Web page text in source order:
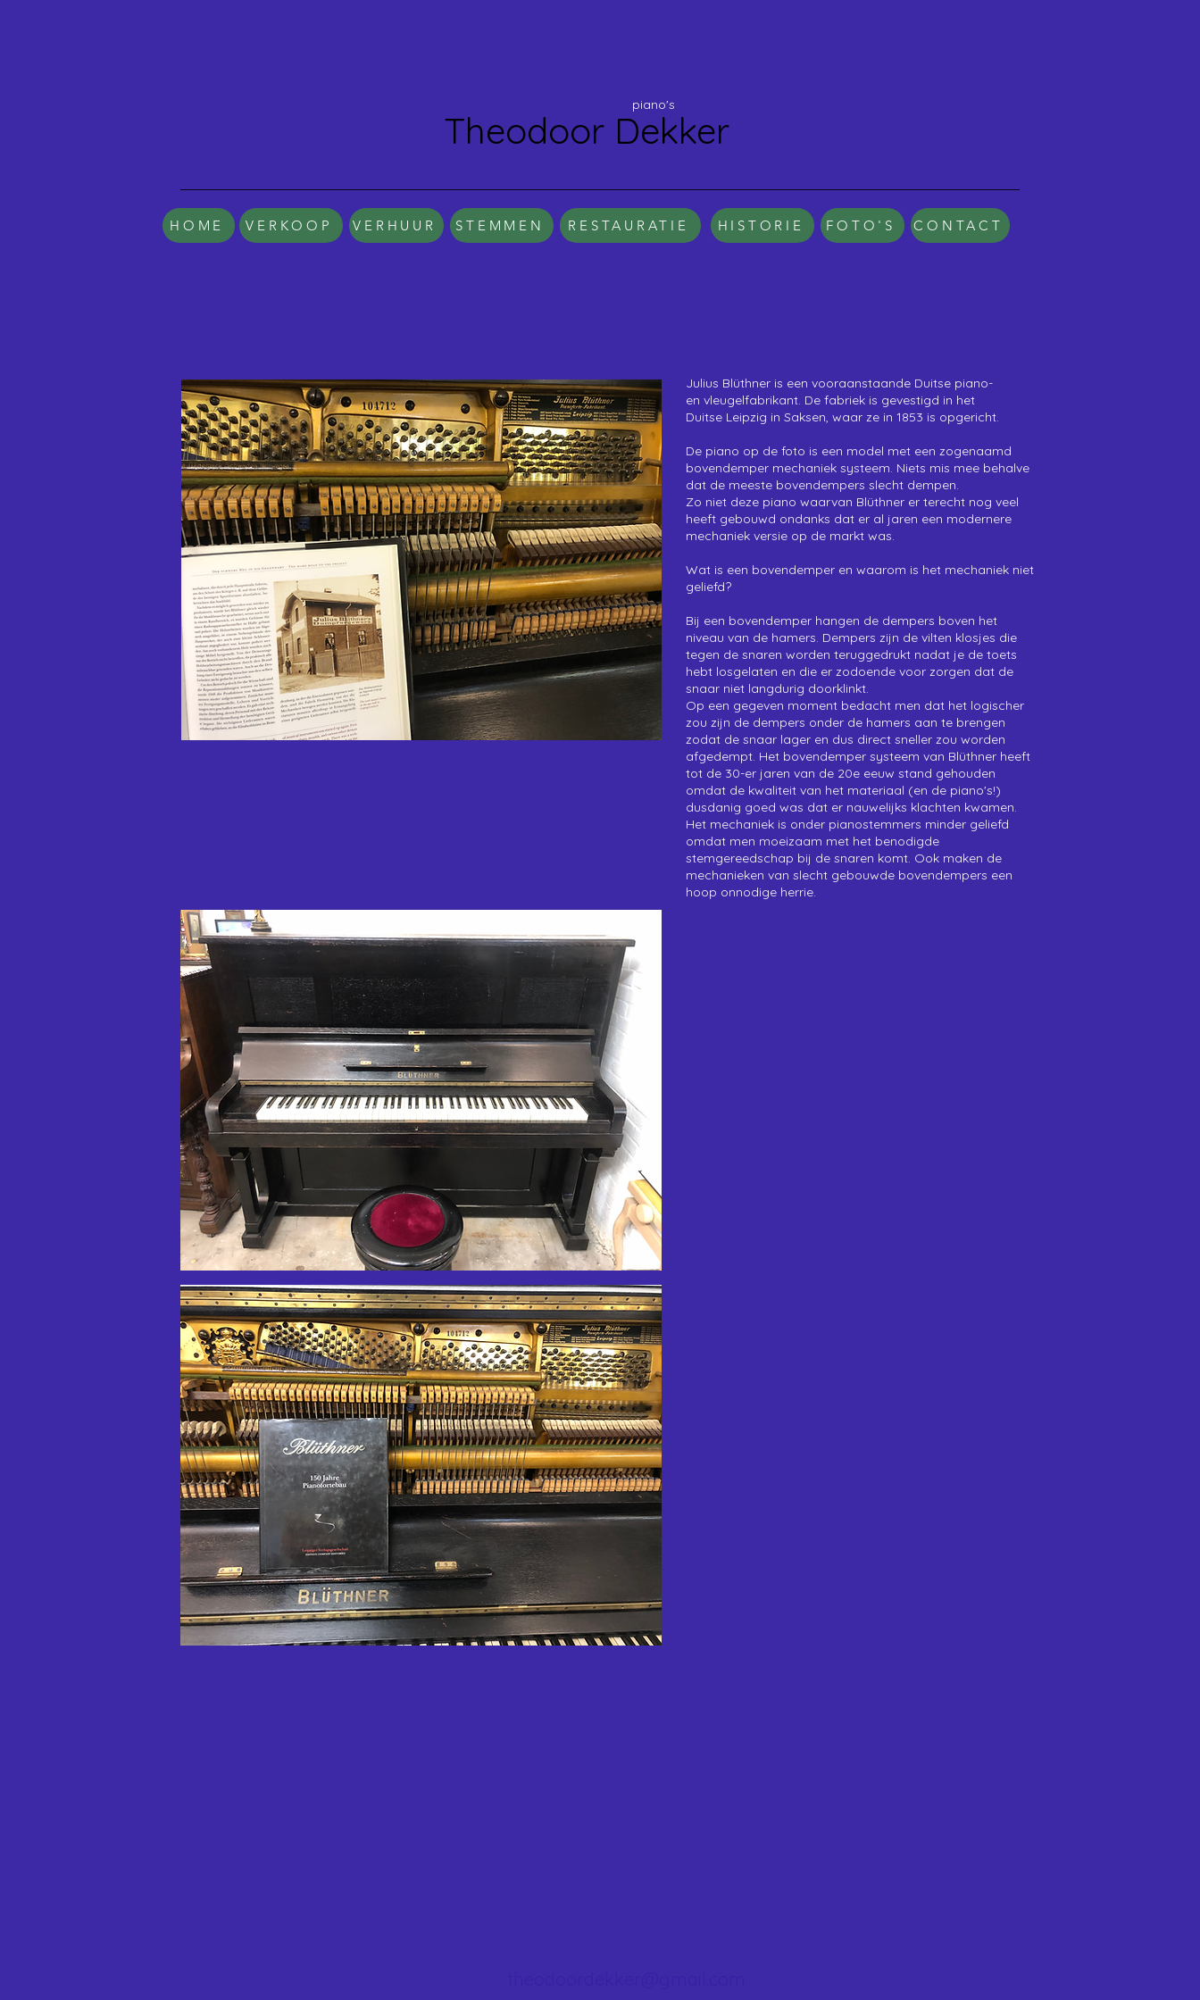
Theodoor Dekker
piano's
HOME VERKOOP VERHUUR STEMMEN RESTAURATIE HISTORIE FOTO'S CONTACT
Julius Blüthner is een vooraanstaande Duitse piano-
en vleugelfabrikant. De fabriek is gevestigd in het
Duitse Leipzig in Saksen, waar ze in 1853 is opgericht.
De piano op de foto is een model met een zogenaamd
bovendemper mechaniek systeem. Niets mis mee behalve
dat de meeste bovendempers slecht dempen.
Zo niet deze piano waarvan Blüthner er terecht nog veel
heeft gebouwd ondanks dat er al jaren een modernere
mechaniek versie op de markt was.
Wat is een bovendemper en waarom is het mechaniek niet
geliefd?
Bij een bovendemper hangen de dempers boven het
niveau van de hamers. Dempers zijn de vilten klosjes die
tegen de snaren worden teruggedrukt nadat je de toets
hebt losgelaten en die er zodoende voor zorgen dat de
snaar niet langdurig doorklinkt.
Op een gegeven moment bedacht men dat het logischer
zou zijn de dempers onder de hamers aan te brengen
zodat de snaar lager en dus direct sneller zou worden
afgedempt. Het bovendemper systeem van Blüthner heeft
tot de 30-er jaren van de 20e eeuw stand gehouden
omdat de kwaliteit van het materiaal (en de piano's!)
dusdanig goed was dat er nauwelijks klachten kwamen.
Het mechaniek is onder pianostemmers minder geliefd
omdat men moeizaam met het benodigde
stemgereedschap bij de snaren komt. Ook maken de
mechanieken van slecht gebouwde bovendempers een
hoop onnodige herrie.